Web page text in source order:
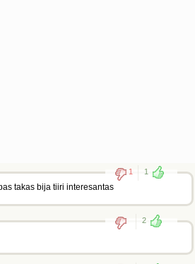
1 1
takas bija tiiri interesantas
2